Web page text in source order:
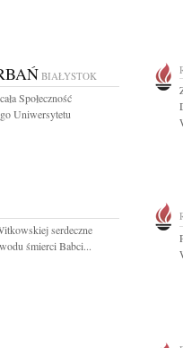
BIAŁYSTOK
Społeczność
Uniwersytetu
serdeczne
śmierci Babci...